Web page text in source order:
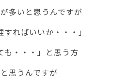
多いと思うんですが
すればいいか・・・」
も・・・」と思う方
思うんですが